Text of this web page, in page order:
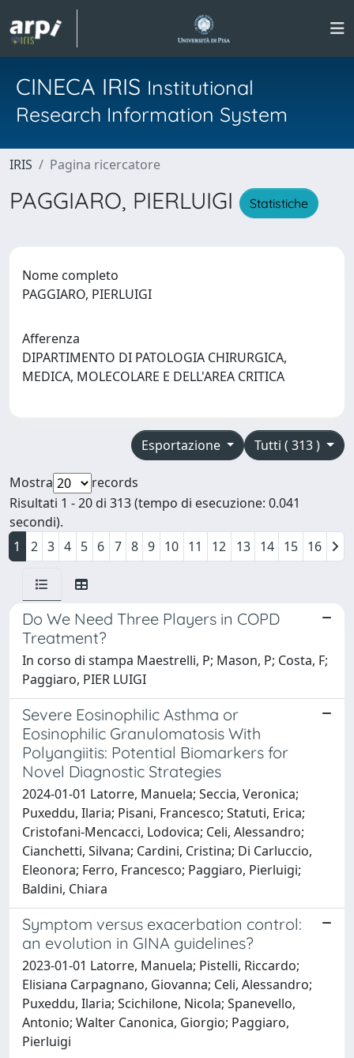
CINECA IRIS Institutional
Research Information System
IRIS Pagina ricercatore
PAGGIARO, PIERLUIGI Statistiche
Nome completo
PAGGIARO, PIERLUIGI
Afferenza
DIPARTIMENTO DI PATOLOGIA CHIRURGICA,
MEDICA, MOLECOLARE E DELL'AREA CRITICA
Tutti ( 313 )
Esportazione
Mostra
records
Risultati 1 - 20 di 313 (tempo di esecuzione: 0.041
secondi).
1
2 3 4 5 6 7 8 9 10 11 12 13 14 15 16
Do We Need Three Players in COPD
Treatment?
In corso di stampa Maestrelli, P; Mason, P; Costa, F;
Paggiaro, PIER LUIGI
Severe Eosinophilic Asthma or
Eosinophilic Granulomatosis With
Polyangiitis: Potential Biomarkers for
Novel Diagnostic Strategies
2024-01-01 Latorre, Manuela; Seccia, Veronica;
Puxeddu, Ilaria; Pisani, Francesco; Statuti, Erica;
Cristofani-Mencacci, Lodovica; Celi, Alessandro;
Cianchetti, Silvana; Cardini, Cristina; Di Carluccio,
Eleonora; Ferro, Francesco; Paggiaro, Pierluigi;
Baldini, Chiara
Symptom versus exacerbation control:
an evolution in GINA guidelines?
2023-01-01 Latorre, Manuela; Pistelli, Riccardo;
Elisiana Carpagnano, Giovanna; Celi, Alessandro;
Puxeddu, Ilaria; Scichilone, Nicola; Spanevello,
Antonio; Walter Canonica, Giorgio; Paggiaro,
Pierluigi